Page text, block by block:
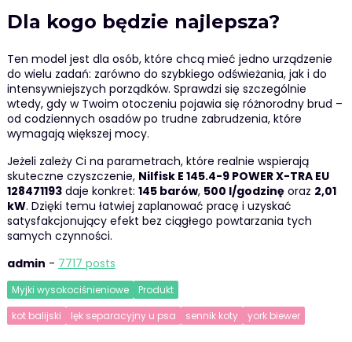
Dla kogo będzie najlepsza?
Ten model jest dla osób, które chcą mieć jedno urządzenie
do wielu zadań: zarówno do szybkiego odświeżania, jak i do
intensywniejszych porządków. Sprawdzi się szczególnie
wtedy, gdy w Twoim otoczeniu pojawia się różnorodny brud –
od codziennych osadów po trudne zabrudzenia, które
wymagają większej mocy.
Jeżeli zależy Ci na parametrach, które realnie wspierają
skuteczne czyszczenie, Nilfisk E 145.4-9 POWER X-TRA EU
128471193daje konkret: 145 barów, 500 l/godzinęoraz 2,01
kW. Dzięki temu łatwiej zaplanować pracę i uzyskać
satysfakcjonujący efekt bez ciągłego powtarzania tych
samych czynności.
admin - 7717 posts
Myjki wysokociśnieniowe
Produkt
kot balijski
lęk separacyjny u psa sennik koty york biewer